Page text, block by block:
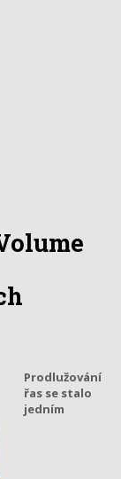
Prodlužování
řas se stalo
jedním